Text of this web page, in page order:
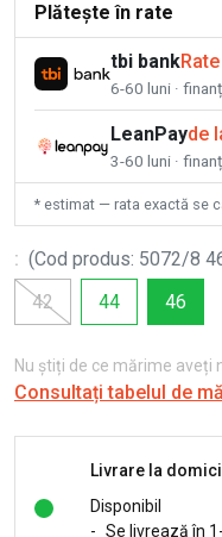
Plătește în rate
tbi bank
6-60 luni ·
LeanPayde
3-60 luni ·
* estimat — rata exactă se
: (Cod produs: 5072/8
42
44 46
Nu știți de ce mărime aveți
Consultați tabelul de
Livrare la
Disponibil
- Se livrează în